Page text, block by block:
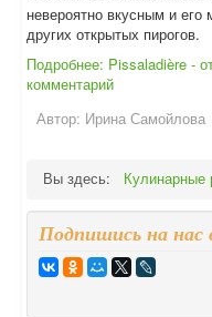
невероятно вкусным и
других открытых пирогов.
Подробнее: Pissaladière -
комментарий
Автор: Ирина Самойлова
Вы здесь: Кулинарные
Подпишись на нас